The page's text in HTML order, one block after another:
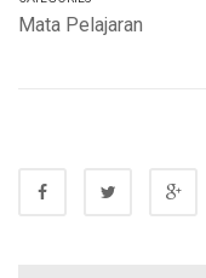
Mata Pelajaran